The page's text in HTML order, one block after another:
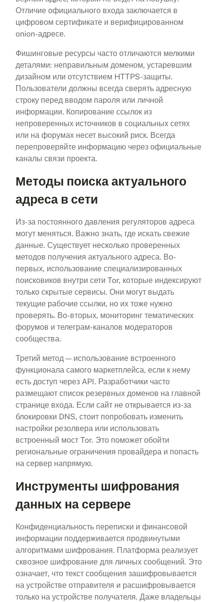
Отличие официального входа заключается в
цифровом сертификате и верифицированном
onion-адресе.
Фишинговые ресурсы часто отличаются мелкими
деталями: неправильным доменом, устаревшим
дизайном или отсутствием HTTPS-защиты.
Пользователи должны всегда сверять адресную
строку перед вводом пароля или личной
информации. Копирование ссылок из
непроверенных источников в социальных сетях
или на форумах несет высокий риск. Всегда
перепроверяйте информацию через официальные
каналы связи проекта.
Методы поиска актуального
адреса в сети
Из-за постоянного давления регуляторов адреса
могут меняться. Важно знать, где искать свежие
данные. Существует несколько проверенных
методов получения актуального адреса. Во-
первых, использование специализированных
поисковиков внутри сети Tor, которые индексируют
только скрытые сервисы. Они могут выдать
текущие рабочие ссылки, но их тоже нужно
проверять. Во-вторых, мониторинг тематических
форумов и телеграм-каналов модераторов
сообщества.
Третий метод — использование встроенного
функционала самого маркетплейса, если к нему
есть доступ через API. Разработчики часто
размещают список резервных доменов на главной
странице входа. Если сайт не открывается из-за
блокировки DNS, стоит попробовать изменить
настройки резолвера или использовать
встроенный мост Tor. Это поможет обойти
региональные ограничения провайдера и попасть
на сервер напрямую.
Инструменты шифрования
данных на сервере
Конфиденциальность переписки и финансовой
информации поддерживается продвинутыми
алгоритмами шифрования. Платформа реализует
сквозное шифрование для личных сообщений. Это
означает, что текст сообщения зашифровывается
на устройстве отправителя и расшифровывается
только на устройстве получателя. Даже владельцы